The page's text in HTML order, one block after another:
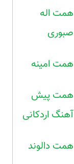
همت اله
صبوری
همت امینه
همت پیش
آهنگ اردکانی
همت دالوند